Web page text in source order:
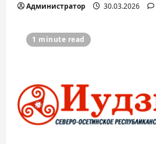
Администратор 30.03.2026
1 minute read